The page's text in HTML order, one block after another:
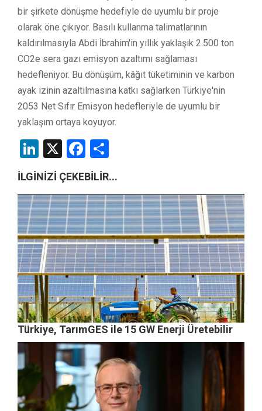
bir şirkete dönüşme hedefiyle de uyumlu bir proje
olarak öne çıkıyor. Basılı kullanma talimatlarının
kaldırılmasıyla Abdi İbrahim'in yıllık yaklaşık 2.500 ton
CO2e sera gazı emisyon azaltımı sağlaması
hedefleniyor. Bu dönüşüm, kâğıt tüketiminin ve karbon
ayak izinin azaltılmasına katkı sağlarken Türkiye'nin
2053 Net Sıfır Emisyon hedefleriyle de uyumlu bir
yaklaşım ortaya koyuyor.
LinkedIn
X Facebook
İLGİNİZİ ÇEKEBİLİR...
Türkiye, TarımGES ile 15 GW Enerji Üretebilir